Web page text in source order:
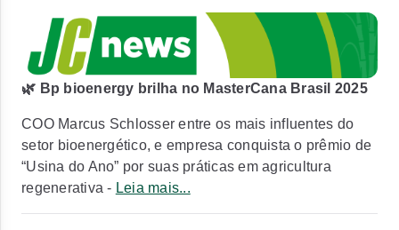
🌿 Bp bioenergy brilha no MasterCana Brasil 2025
COO Marcus Schlosser entre os mais influentes do
setor bioenergético, e empresa conquista o prêmio de
“Usina do Ano” por suas práticas em agricultura
regenerativa - Leia mais...